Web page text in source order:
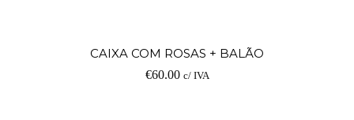
CAIXA COM ROSAS + BALÃO
€60.00 c/ IVA